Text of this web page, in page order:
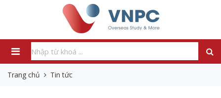
Trang chủ Tin tức